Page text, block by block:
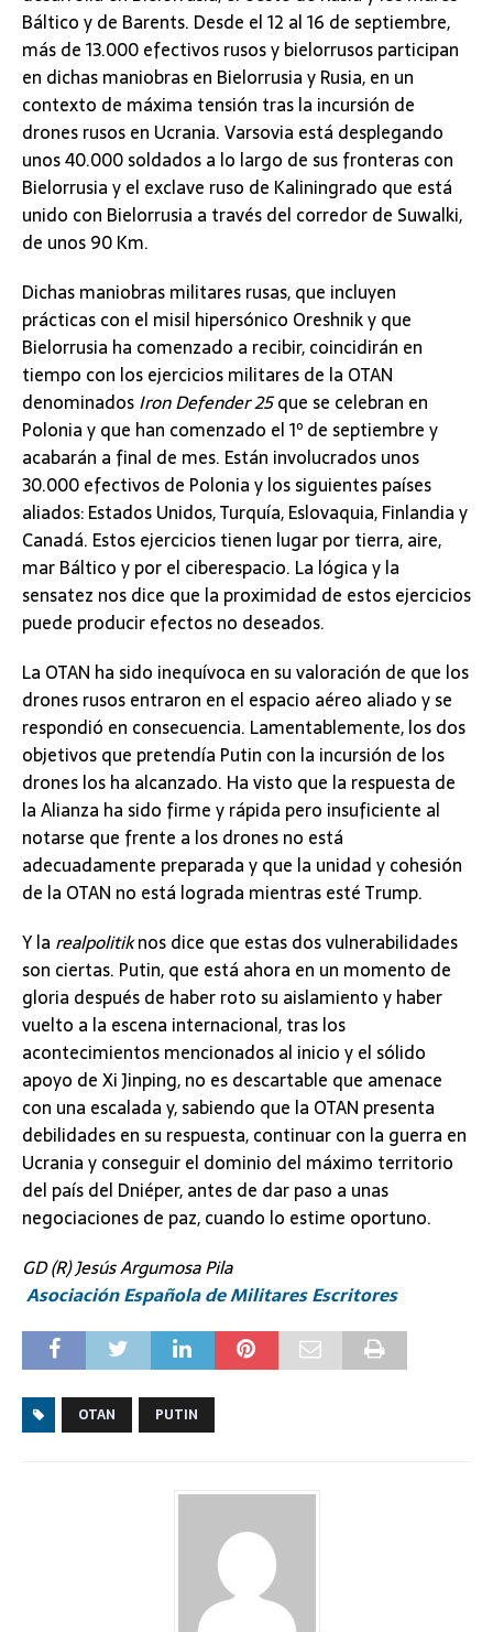
Báltico y de Barents. Desde el 12 al 16 de septiembre,
más de 13.000 efectivos rusos y bielorrusos participan
en dichas maniobras en Bielorrusia y Rusia, en un
contexto de máxima tensión tras la incursión de
drones rusos en Ucrania. Varsovia está desplegando
unos 40.000 soldados a lo largo de sus fronteras con
Bielorrusia y el exclave ruso de Kaliningrado que está
unido con Bielorrusia a través del corredor de Suwalki,
de unos 90 Km.
Dichas maniobras militares rusas, que incluyen
prácticas con el misil hipersónico Oreshnik y que
Bielorrusia ha comenzado a recibir, coincidirán en
tiempo con los ejercicios militares de la OTAN
denominadosIron Defender 25que se celebran en
Polonia y que han comenzado el 1º de septiembre y
acabarán a final de mes. Están involucrados unos
30.000 efectivos de Polonia y los siguientes países
aliados: Estados Unidos, Turquía, Eslovaquia, Finlandia y
Canadá. Estos ejercicios tienen lugar por tierra, aire,
mar Báltico y por el ciberespacio. La lógica y la
sensatez nos dice que la proximidad de estos ejercicios
puede producir efectos no deseados.
La OTAN ha sido inequívoca en su valoración de que los
drones rusos entraron en el espacio aéreo aliado y se
respondió en consecuencia. Lamentablemente, los dos
objetivos que pretendía Putin con la incursión de los
drones los ha alcanzado. Ha visto que la respuesta de
la Alianza ha sido firme y rápida pero insuficiente al
notarse que frente a los drones no está
adecuadamente preparada y que la unidad y cohesión
de la OTAN no está lograda mientras esté Trump.
Y la realpolitiknos dice que estas dos vulnerabilidades
son ciertas. Putin, que está ahora en un momento de
gloria después de haber roto su aislamiento y haber
vuelto a la escena internacional, tras los
acontecimientos mencionados al inicio y el sólido
apoyo de Xi Jinping, no es descartable que amenace
con una escalada y, sabiendo que la OTAN presenta
debilidades en su respuesta, continuar con la guerra en
Ucrania y conseguir el dominio del máximo territorio
del país del Dniéper, antes de dar paso a unas
negociaciones de paz, cuando lo estime oportuno.
GD (R) Jesús Argumosa Pila
Asociación Española de Militares Escritores
OTAN PUTIN